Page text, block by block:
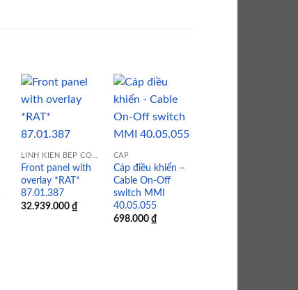
Add to
Front panel with
overlay *RAT*
87.01.387
32.939.000 ₫
Add to
CÁP
Cáp điều khiển –
Cable On-Off
switch MMI
40.05.055
698.000 ₫